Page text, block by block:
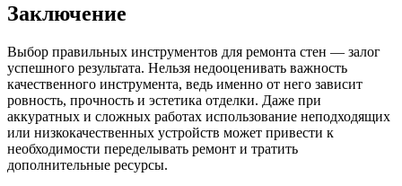
Заключение
Выбор правильных инструментов для ремонта стен — залог
успешного результата. Нельзя недооценивать важность
качественного инструмента, ведь именно от него зависит
ровность, прочность и эстетика отделки. Даже при
аккуратных и сложных работах использование неподходящих
или низкокачественных устройств может привести к
необходимости переделывать ремонт и тратить
дополнительные ресурсы.